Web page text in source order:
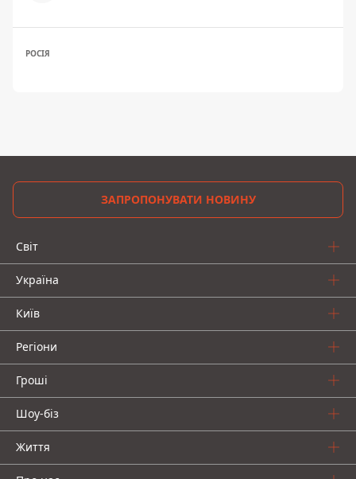
РОСІЯ
ЗАПРОПОНУВАТИ НОВИНУ
Світ
Україна
Київ
Регіони
Гроші
Шоу-біз
Життя